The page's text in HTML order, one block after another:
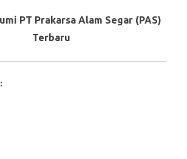
PT Prakarsa Alam Segar (PAS)
Terbaru